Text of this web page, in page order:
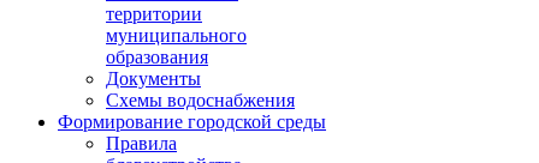
территории
муниципального
образования
Документы
Схемы водоснабжения
Формирование городской среды
Правила